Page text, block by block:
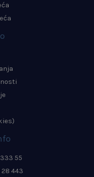
55
28 443